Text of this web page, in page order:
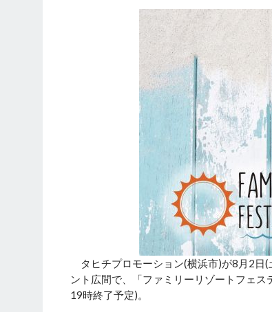
タヒチプロモーション(横浜市)が8月2日
ント広間で、「ファミリーリゾートフェ
19時終了予定)。